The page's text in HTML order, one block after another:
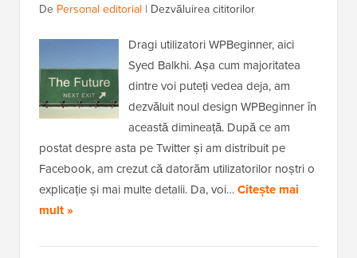
De Personal editorial | Dezvăluirea cititorilor
Dragi utilizatori WPBeginner, aici
Syed Balkhi. Așa cum majoritatea
dintre voi puteți vedea deja, am
dezvăluit noul design WPBeginner în
această dimineață. După ce am
postat despre asta pe Twitter și am distribuit pe
Facebook, am crezut că datorăm utilizatorilor noștri o
explicație și mai multe detalii. Da, voi…Citește mai
mult »